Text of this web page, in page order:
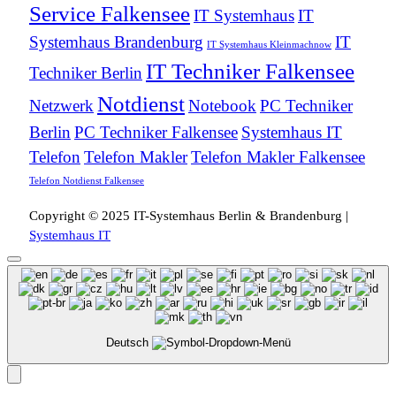
Service FalkenseeIT SystemhausIT
Systemhaus Brandenburg IT Systemhaus Kleinmachnow IT
Techniker Berlin IT Techniker Falkensee
Netzwerk NotdienstNotebook PC Techniker
Berlin PC Techniker Falkensee Systemhaus IT
Telefon Telefon MaklerTelefon Makler Falkensee
Telefon Notdienst Falkensee
Copyright © 2025 IT-Systemhaus Berlin & Brandenburg |
Systemhaus IT
Deutsch